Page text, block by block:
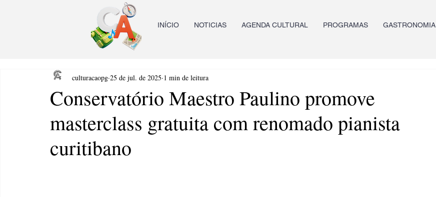
INÍCIO NOTICIAS AGENDA CULTURAL PROGRAMAS GASTRONOMIA
Conservatório Maestro Paulino promove
masterclass gratuita com renomado pianista
curitibano
culturacaopg 25 de jul. de 2025 1 min de leitura